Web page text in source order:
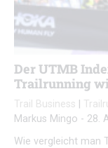
Der UTMB
Trailrunning
Trail Business
Markus Mingo - 28.
Wie vergleicht man